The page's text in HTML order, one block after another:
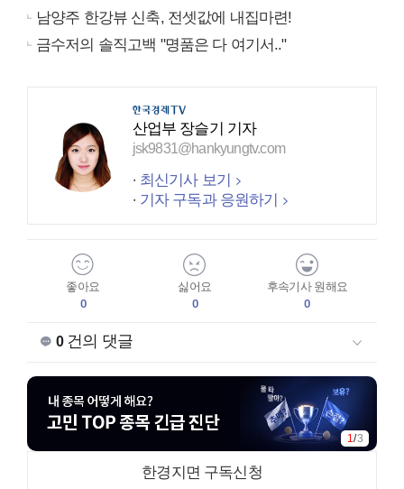
남양주 한강뷰 신축, 전셋값에 내집마련!
금수저의 솔직고백 "명품은 다 여기서.."
산업부 장슬기 기자
jsk9831@hankyungtv.com
최신기사 보기
기자 구독과 응원하기
좋아요
0
싫어요
0
후속기사 원해요
0
0건의 댓글
1/3
한경지면 구독신청